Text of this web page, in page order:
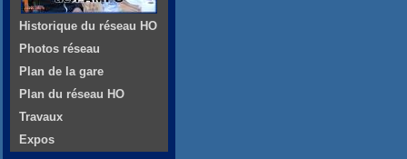
Historique du réseau HO
Photos réseau
Plan de la gare
Plan du réseau HO
Travaux
Expos